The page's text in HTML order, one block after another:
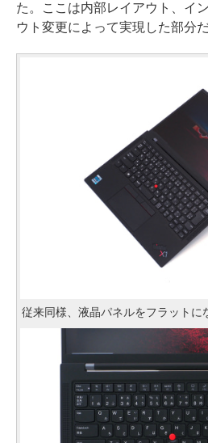
た。ここは内部レイアウト、イ
ウト変更によって実現した部分だ
従来同様、液晶パネルをフラットに